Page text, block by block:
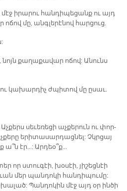
մէջ ի­րա­րու հան­դի­պե­ցանք ու այդ
մը, անգ­լե­րէ­նով հար­ցուց.
նոյն քա­ղա­քա­վար ո­ճով: Ա­նունս
կա­խար­դիչ ժպի­տով մը ը­սաւ.
սե­ւե­ռե­ցի աչ­քե­րուն ու փոր­
ե­րի­տա­սար­դաց­նել: Չկրցայ
էր...: Ար­դեօ՞ք...
որ ստու­գէի, խօ­սէի, յի­շեց­նէի
մեր պան­դո­կի հան­դի­պու­մը:
Պան­դո­կին մէջ այդ օր ին­ծի